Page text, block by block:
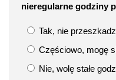
nieregularne godziny
Tak, nie
Częściowo, mogę
Nie, wolę stałe